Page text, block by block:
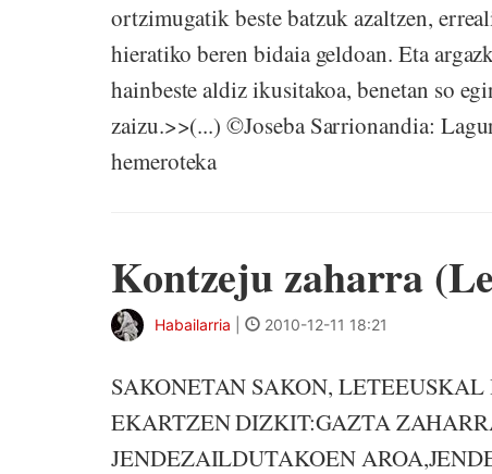
ortzimugatik beste batzuk azaltzen,
hieratiko beren bidaia geldoan. Eta
hainbeste aldiz ikusitakoa, benetan so
zaizu.>>(...) ©Joseba Sarrionandia:
hemeroteka
Kontzeju zaharra
Habailarria 2010-12-11 18:21
SAKONETAN SAKON,
EKARTZEN DIZKIT:GAZTA
JENDEZAILDUTAKOEN